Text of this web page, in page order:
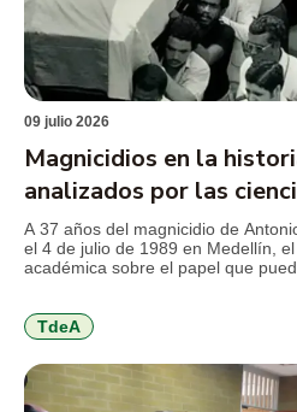
09 julio 2026
Magnicidios en la
analizados por las
TdeA
A 37 años del magnicidio de
el 4 de julio de 1989 en Medellín,
académica sobre el papel que
la justicia, la […]
TdeA